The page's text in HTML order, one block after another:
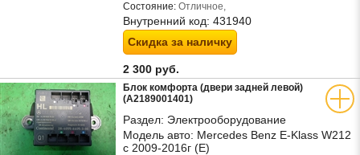
Состояние: Отличное,
Внутренний код: 431940
Скидка за наличку
2 300 руб.
Блок комфорта (двери задней левой)
(A2189001401)
Раздел: Электрооборудование
Модель авто: Mercedes Benz E-Klass W212
с 2009-2016г (Е)